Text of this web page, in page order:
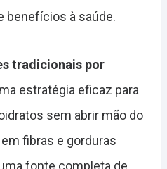
benefícios à saúde.
tradicionais por
estratégia eficaz para
sem abrir mão do
fibras e gorduras